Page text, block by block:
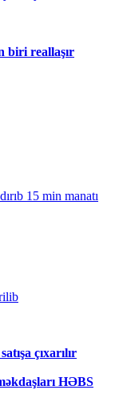
biri reallaşır
15 min manatı
çıxarılır
HƏBS